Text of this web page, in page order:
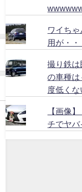
ワイち
用が・・
撮り鉄は
の車種は
度低くな
【画像
チでヤバ